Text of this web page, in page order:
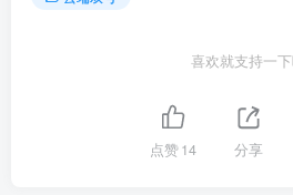
喜欢就支持一
点赞14 分享